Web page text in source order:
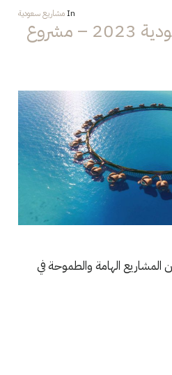
Inمشاريع سعودية
أهم مشاريع السعودية 2023 – مشروع
المشاريع الهامة والطموحة في